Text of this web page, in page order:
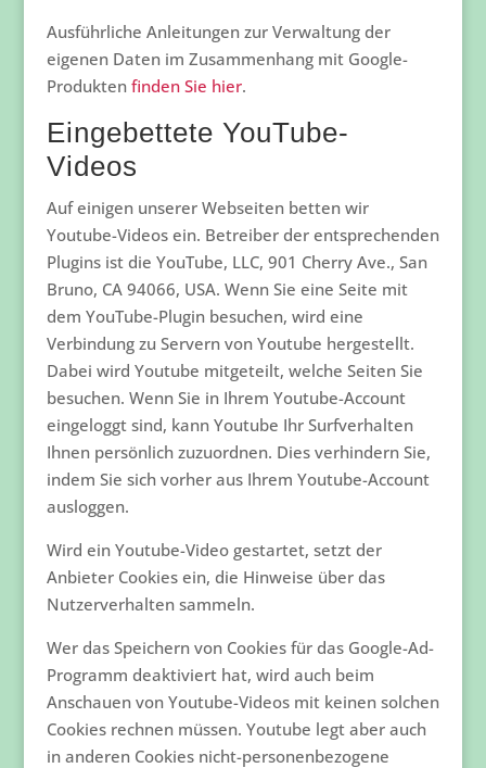
Ausführliche Anleitungen zur Verwaltung der
eigenen Daten im Zusammenhang mit Google-
Produktenfinden Sie hier.
Eingebettete YouTube-
Videos
Auf einigen unserer Webseiten betten wir
Youtube-Videos ein. Betreiber der entsprechenden
Plugins ist die YouTube, LLC, 901 Cherry Ave., San
Bruno, CA 94066, USA. Wenn Sie eine Seite mit
dem YouTube-Plugin besuchen, wird eine
Verbindung zu Servern von Youtube hergestellt.
Dabei wird Youtube mitgeteilt, welche Seiten Sie
besuchen. Wenn Sie in Ihrem Youtube-Account
eingeloggt sind, kann Youtube Ihr Surfverhalten
Ihnen persönlich zuzuordnen. Dies verhindern Sie,
indem Sie sich vorher aus Ihrem Youtube-Account
ausloggen.
Wird ein Youtube-Video gestartet, setzt der
Anbieter Cookies ein, die Hinweise über das
Nutzerverhalten sammeln.
Wer das Speichern von Cookies für das Google-Ad-
Programm deaktiviert hat, wird auch beim
Anschauen von Youtube-Videos mit keinen solchen
Cookies rechnen müssen. Youtube legt aber auch
in anderen Cookies nicht-personenbezogene